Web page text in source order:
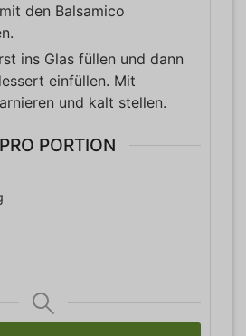
den Balsamico
ins Glas füllen und dann
einfüllen. Mit
und kalt stellen.
PORTION